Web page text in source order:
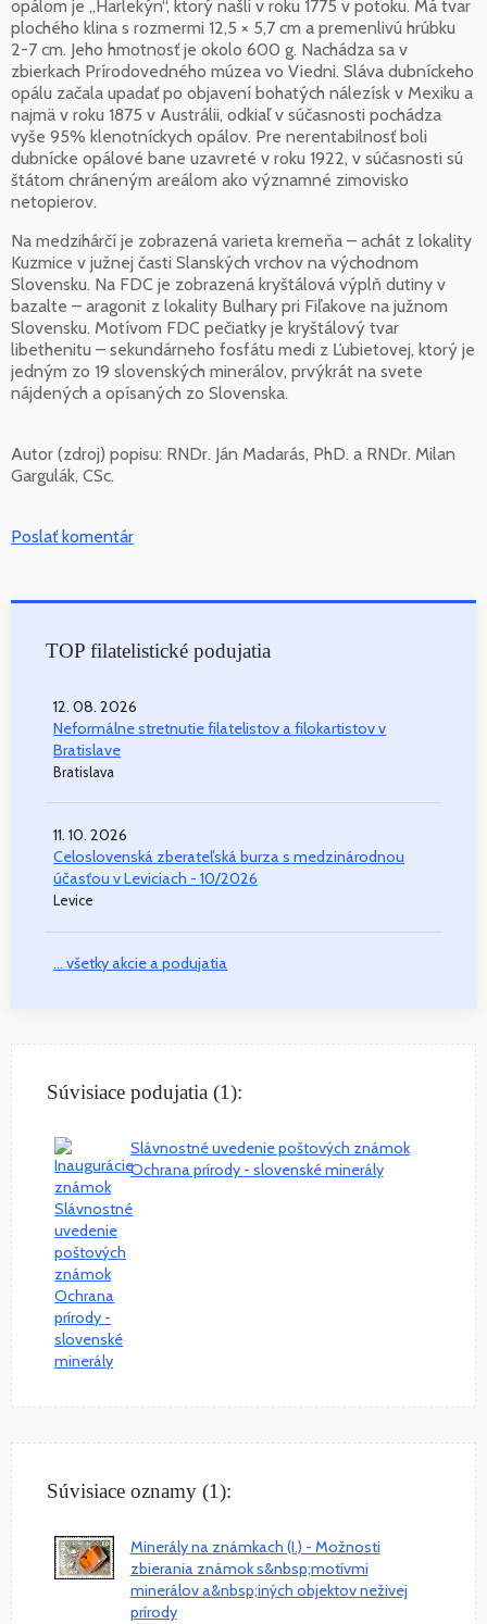
opálom je „Harlekýn“, ktorý našli v roku 1775 v potoku. Má tvar
plochého klina s rozmermi 12,5 × 5,7 cm a premenlivú hrúbku
2-7 cm. Jeho hmotnosť je okolo 600 g. Nachádza sa v
zbierkach Prírodovedného múzea vo Viedni. Sláva dubníckeho
opálu začala upadať po objavení bohatých nálezísk v Mexiku a
najmä v roku 1875 v Austrálii, odkiaľ v súčasnosti pochádza
vyše 95% klenotníckych opálov. Pre nerentabilnosť boli
dubnícke opálové bane uzavreté v roku 1922, v súčasnosti sú
štátom chráneným areálom ako významné zimovisko
netopierov.
Na medzihárčí je zobrazená varieta kremeňa – achát z lokality
Kuzmice v južnej časti Slanských vrchov na východnom
Slovensku. Na FDC je zobrazená kryštálová výplň dutiny v
bazalte – aragonit z lokality Bulhary pri Fiľakove na južnom
Slovensku. Motívom FDC pečiatky je kryštálový tvar
libethenitu – sekundárneho fosfátu medi z Ľubietovej, ktorý je
jedným zo 19 slovenských minerálov, prvýkrát na svete
nájdených a opísaných zo Slovenska.
Autor (zdroj) popisu: RNDr. Ján Madarás, PhD. a RNDr. Milan
Gargulák, CSc.
Poslať komentár
TOP filatelistické podujatia
12. 08. 2026
Neformálne stretnutie filatelistov a filokartistov v
Bratislave
Bratislava
11. 10. 2026
Celoslovenská zberateľská burza s medzinárodnou
účasťou v Leviciach - 10/2026
Levice
... všetky akcie a podujatia
Súvisiace podujatia (1):
Slávnostné uvedenie poštových známok
Ochrana prírody - slovenské minerály
Súvisiace oznamy (1):
Minerály na známkach (I.) - Možnosti
zbierania známok s&nbsp;motívmi
minerálov a&nbsp;iných objektov neživej
prírody